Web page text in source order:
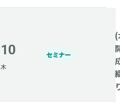
10
木
セミナー